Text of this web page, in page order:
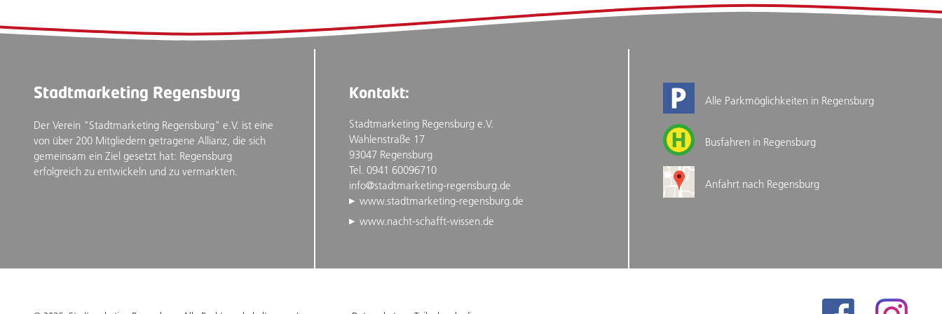
Stadtmarketing Regensburg
Der Verein "Stadtmarketing Regensburg" e.V. ist eine
von über 200 Mitgliedern getragene Allianz, die sich
gemeinsam ein Ziel gesetzt hat: Regensburg
erfolgreich zu entwickeln und zu vermarkten.
Kontakt:
Stadtmarketing Regensburg e.V.
Wahlenstraße 17
93047 Regensburg
Tel. 0941 60096710
info@stadtmarketing-regensburg.de
www.stadtmarketing-regensburg.de
www.nacht-schafft-wissen.de
Alle Parkmöglichkeiten in Regensburg
Busfahren in Regensburg
Anfahrt nach Regensburg